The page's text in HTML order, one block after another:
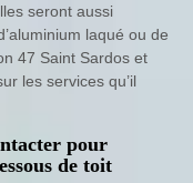
seront aussi
laqué ou de
47 Saint Sardos et
les services qu’il
pour
de toit